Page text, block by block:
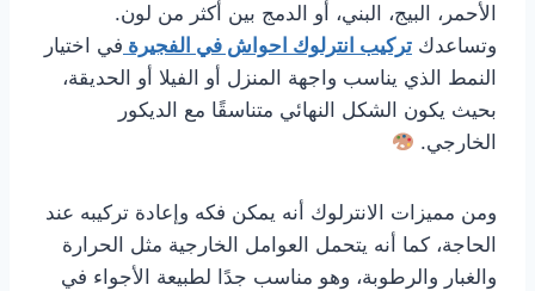
الأحمر، البيج، البني، أو الدمج بين أكثر من لون.
وتساعدك تركيب انترلوك احواش في الفجيرة في اختيار
النمط الذي يناسب واجهة المنزل أو الفيلا أو الحديقة،
بحيث يكون الشكل النهائي متناسقًا مع الديكور
الخارجي.
ومن مميزات الانترلوك أنه يمكن فكه وإعادة تركيبه عند
الحاجة، كما أنه يتحمل العوامل الخارجية مثل الحرارة
والغبار والرطوبة، وهو مناسب جدًا لطبيعة الأجواء في